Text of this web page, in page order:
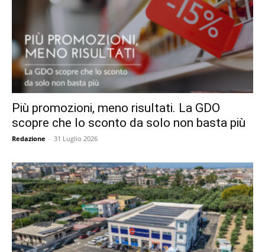
Più promozioni, meno risultati. La GDO
scopre che lo sconto da solo non basta più
Redazione - 31 Luglio 2026